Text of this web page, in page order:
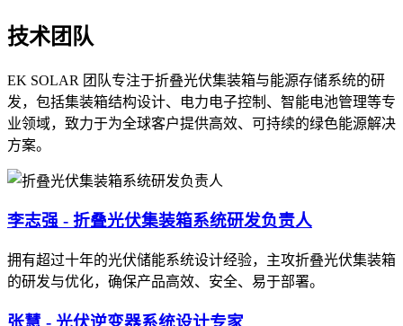
技术团队
EK SOLAR 团队专注于折叠光伏集装箱与能源存储系统的研
发，包括集装箱结构设计、电力电子控制、智能电池管理等专
业领域，致力于为全球客户提供高效、可持续的绿色能源解决
方案。
李志强 - 折叠光伏集装箱系统研发负责人
拥有超过十年的光伏储能系统设计经验，主攻折叠光伏集装箱
的研发与优化，确保产品高效、安全、易于部署。
张慧 - 光伏逆变器系统设计专家